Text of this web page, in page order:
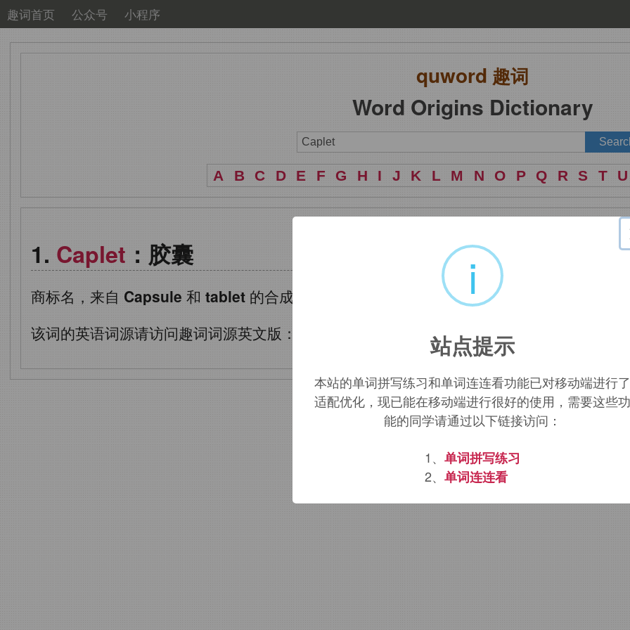
趣词首页 公众号 小程序
quword 趣词
Word Origins Dictionary
A B C D E F G H I J K L M N O P Q R S T U
Caplet ：胶囊
商标名，来自 Capsule 和 tablet 的合成词。
该词的英语词源请访问趣词词源英文版：
Caplet 含义。
i
站点提示
本站的单词拼写练习和单词连连看功能已对移动端进行了
适配优化，现已能在移动端进行很好的使用，需要这些功
能的同学请通过以下链接访问：
1、 单词拼写练习
2、 单词连连看